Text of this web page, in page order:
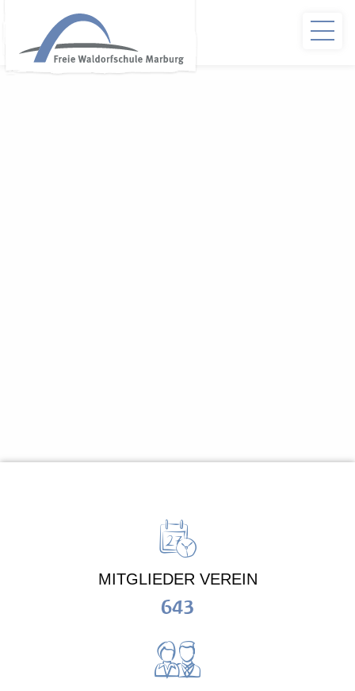
MITGLIEDER VEREIN
643